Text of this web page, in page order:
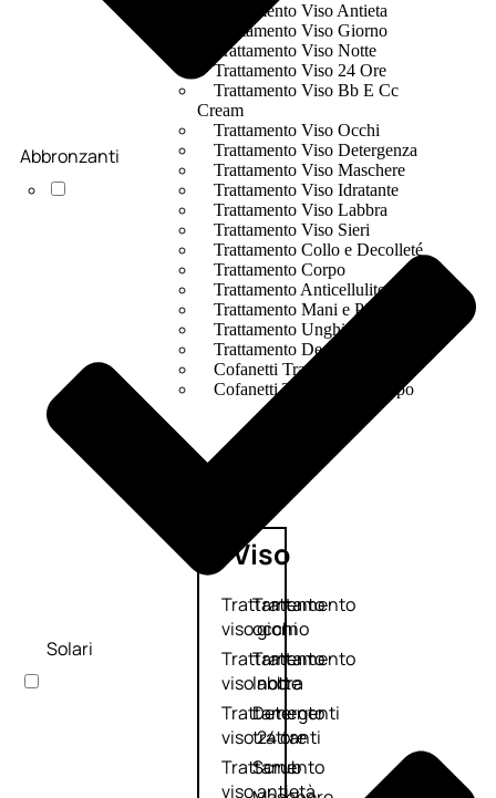
Trattamento Viso Antieta
Trattamento Viso Giorno
Trattamento Viso Notte
Trattamento Viso 24 Ore
Trattamento Viso Bb E Cc
Cream
Trattamento Viso Occhi
Trattamento Viso Detergenza
Trattamento Viso Maschere
Trattamento Viso Idratante
Trattamento Viso Labbra
Trattamento Viso Sieri
Trattamento Collo e Decolleté
Trattamento Corpo
Trattamento Anticellulite
Trattamento Mani e Piedi
Trattamento Unghie
Trattamento Deodoranti
Cofanetti Trattamento Viso
Cofanetti Trattamento Corpo
Viso
Trattamento
viso giorno
Trattamento
viso notte
Trattamento
viso 24 ore
Trattamento
viso antietà
Trattamento
occhi
Trattamento
labbra
Detergenti
trattanti
Scrub
Abbronzanti
Solari